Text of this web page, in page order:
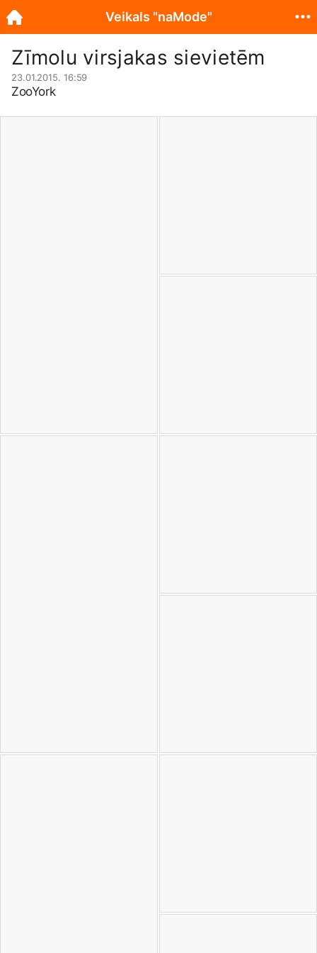
Zīmolu virsjakas sievietēm
23.01.2015. 16:59
ZooYork
Veikals "naMode"